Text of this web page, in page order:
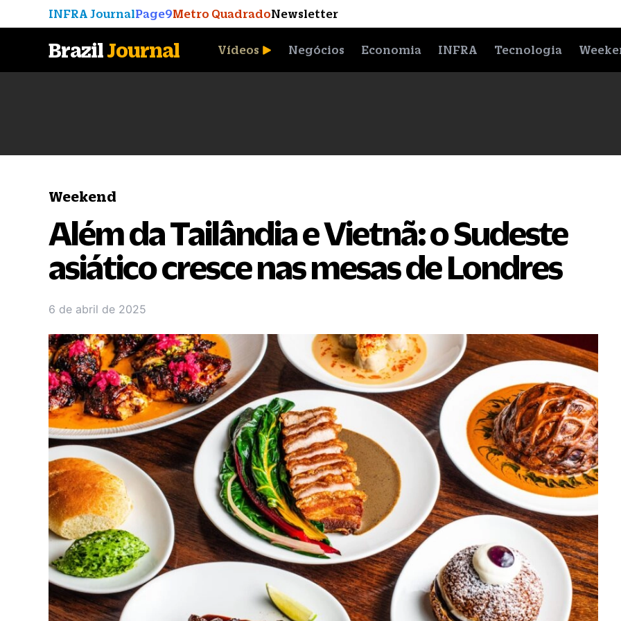
INFRA JournalPage9Metro QuadradoNewsletter
BrazilJournal Vídeos Negócios Economia INFRA Tecnologia
Weekend
Além da Tailândia e Vietnã: o Sudeste
asiático cresce nas mesas de Londres
6 de abril de 2025